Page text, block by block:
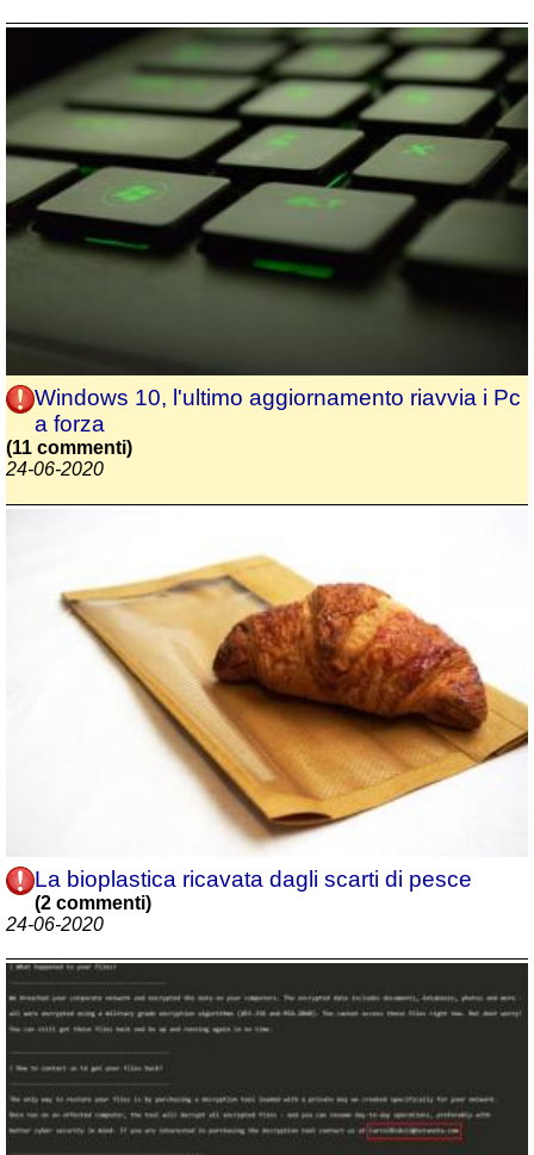
Windows 10, l'ultimo aggiornamento riavvia i Pc
a forza
(11 commenti)
24-06-2020
La bioplastica ricavata dagli scarti di pesce
(2 commenti)
24-06-2020